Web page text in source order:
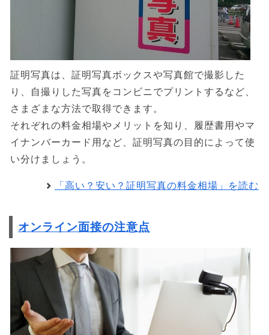
証明写真は、証明写真ボックスや写真館で撮影した
り、自撮りした写真をコンビニでプリントするなど、
さまざまな方法で取得できます。
それぞれの料金相場やメリットを知り、履歴書用やマ
イナンバーカード用など、証明写真の目的によって使
い分けましょう。
「高い？安い？証明写真の料金相場」を読む
オンライン面接の注意点